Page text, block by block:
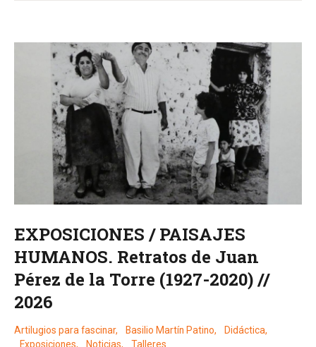
EXPOSICIONES / PAISAJES
HUMANOS. Retratos de Juan
Pérez de la Torre (1927-2020) //
2026
Artilugios para fascinar, Basilio Martín Patino, Didáctica,
Exposiciones, Noticias, Talleres